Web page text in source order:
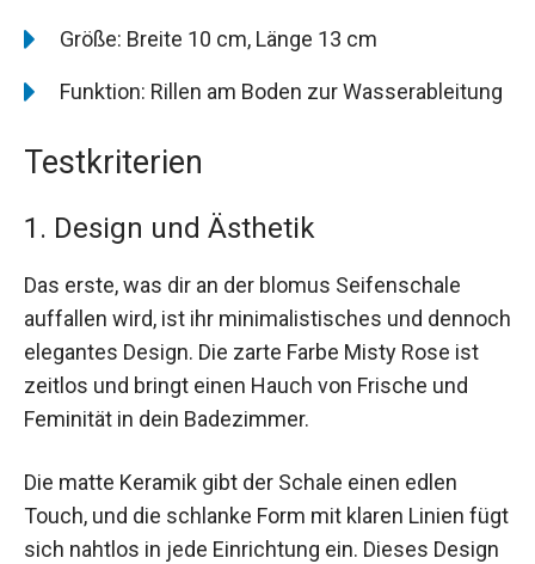
Größe: Breite 10 cm, Länge 13 cm
Funktion: Rillen am Boden zur Wasserableitung
Testkriterien
1. Design und Ästhetik
Das erste, was dir an der blomus Seifenschale
auffallen wird, ist ihr minimalistisches und dennoch
elegantes Design. Die zarte Farbe Misty Rose ist
zeitlos und bringt einen Hauch von Frische und
Feminität in dein Badezimmer.
Die matte Keramik gibt der Schale einen edlen
Touch, und die schlanke Form mit klaren Linien fügt
sich nahtlos in jede Einrichtung ein. Dieses Design